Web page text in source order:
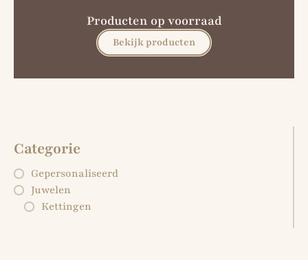
Producten op voorraad
Bekijk producten
Categorie
Gepersonaliseerd
Juwelen
Kettingen